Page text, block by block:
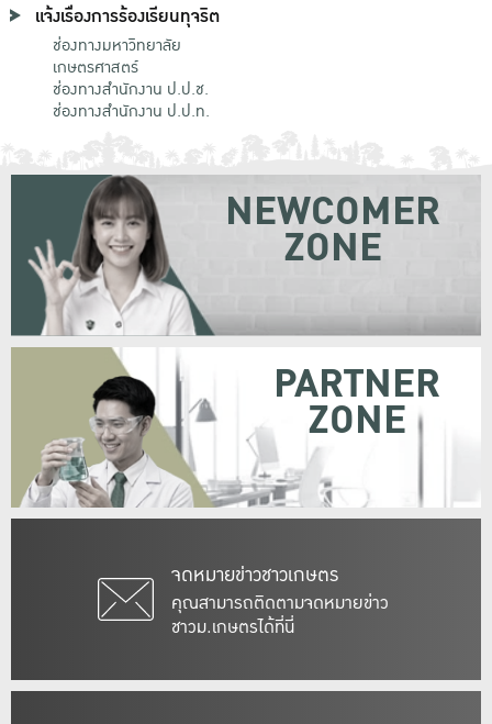
แจ้งเรื่องการร้องเรียนทุจริต
ช่องทางมหาวิทยาลัย
เกษตรศาสตร์
ช่องทางสำนักงาน ป.ป.ช.
ช่องทางสำนักงาน ป.ป.ท.
จดหมายข่าวชาวเกษตร
คุณสามารถติดตามจดหมายข่าว
ชาวม.เกษตรได้ที่นี่
NEWCOMER
ZONE
PARTNER
ZONE